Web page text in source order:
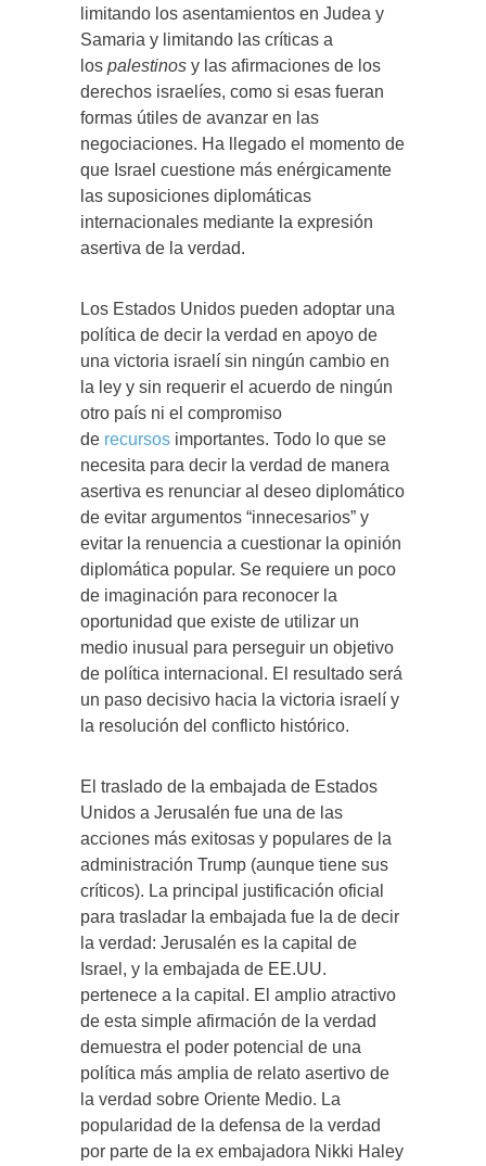
limitando los asentamientos en Judea y
Samaria y limitando las críticas a
los palestinos y las afirmaciones de los
derechos israelíes, como si esas fueran
formas útiles de avanzar en las
negociaciones. Ha llegado el momento de
que Israel cuestione más enérgicamente
las suposiciones diplomáticas
internacionales mediante la expresión
asertiva de la verdad.
Los Estados Unidos pueden adoptar una
política de decir la verdad en apoyo de
una victoria israelí sin ningún cambio en
la ley y sin requerir el acuerdo de ningún
otro país ni el compromiso
de recursos importantes. Todo lo que se
necesita para decir la verdad de manera
asertiva es renunciar al deseo diplomático
de evitar argumentos “innecesarios” y
evitar la renuencia a cuestionar la opinión
diplomática popular. Se requiere un poco
de imaginación para reconocer la
oportunidad que existe de utilizar un
medio inusual para perseguir un objetivo
de política internacional. El resultado será
un paso decisivo hacia la victoria israelí y
la resolución del conflicto histórico.
El traslado de la embajada de Estados
Unidos a Jerusalén fue una de las
acciones más exitosas y populares de la
administración Trump (aunque tiene sus
críticos). La principal justificación oficial
para trasladar la embajada fue la de decir
la verdad: Jerusalén es la capital de
Israel, y la embajada de EE.UU.
pertenece a la capital. El amplio atractivo
de esta simple afirmación de la verdad
demuestra el poder potencial de una
política más amplia de relato asertivo de
la verdad sobre Oriente Medio. La
popularidad de la defensa de la verdad
por parte de la ex embajadora Nikki Haley